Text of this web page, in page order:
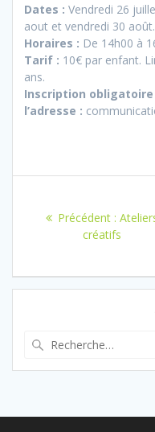
Dates : Vendredi 26
aout et vendredi 30 août.
Horaires : De 14h00 à
Tarif : 10€ par enfant.
ans.
Inscription obligatoire
l’adresse :
Précédent : Article
créatifs